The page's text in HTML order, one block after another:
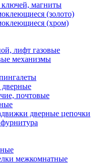
ключей, магниты
(золото)
(хром)
лифт газовые
механизмы
почтовые
дверные цепочки
межкомнатные